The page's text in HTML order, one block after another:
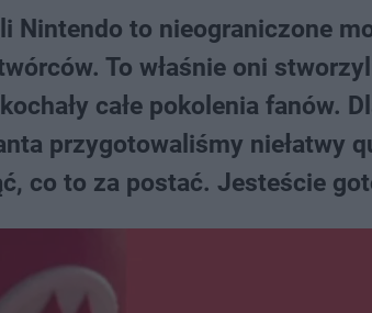
Nintendo to nieograniczone
To właśnie oni
całe pokolenia fanów.
przygotowaliśmy niełatwy
co to za postać. Jesteście